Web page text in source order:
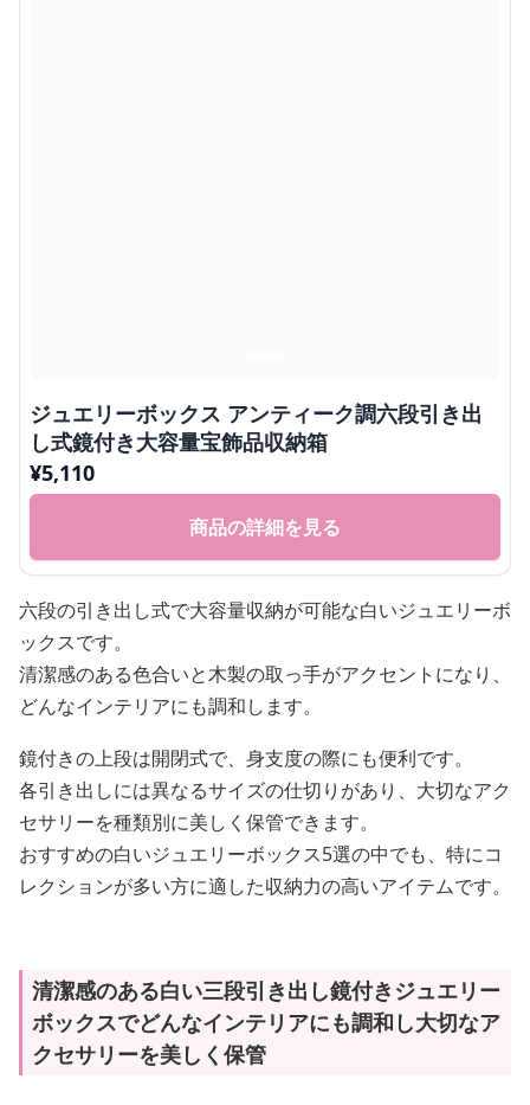
ジュエリーボックス アンティーク調六段引き出
し式鏡付き大容量宝飾品収納箱
¥5,110
商品の詳細を見る
六段の引き出し式で大容量収納が可能な白いジュエリーボ
ックスです。
清潔感のある色合いと木製の取っ手がアクセントになり、
どんなインテリアにも調和します。
鏡付きの上段は開閉式で、身支度の際にも便利です。
各引き出しには異なるサイズの仕切りがあり、大切なアク
セサリーを種類別に美しく保管できます。
おすすめの白いジュエリーボックス5選の中でも、特にコ
レクションが多い方に適した収納力の高いアイテムです。
清潔感のある白い三段引き出し鏡付きジュエリー
ボックスでどんなインテリアにも調和し大切なア
クセサリーを美しく保管